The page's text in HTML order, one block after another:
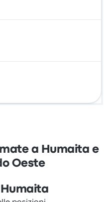
a Humaita e
Oeste
Humaita